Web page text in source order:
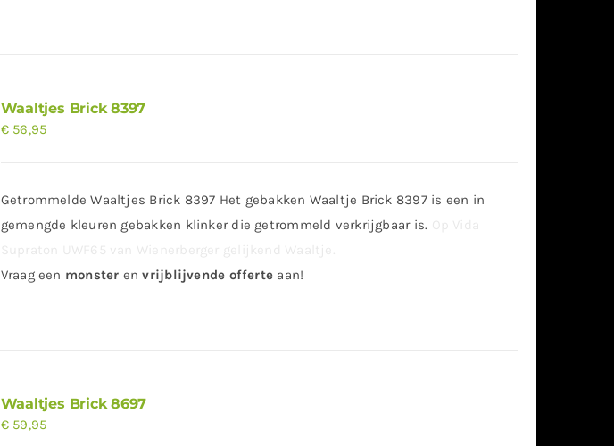
Waaltjes Brick 8397
€56,95
Getrommelde Waaltjes Brick 8397 Het gebakken Waaltje Brick 8397 is een in
gemengde kleuren gebakken klinker die getrommeld verkrijgbaar is.
Vraag een monster en vrijblijvende offerte aan!
Waaltjes Brick 8697
€59,95